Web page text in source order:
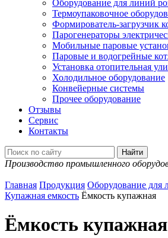
Оборудование для линий
Термоупаковочное
Формирователь-загрузчик
Парогенераторы
Мобильные паровые
Паровые и водогрейные
Установка отопительная
Холодильное оборудование
Конвейерные системы
Прочее оборудование
Отзывы
Сервис
Контакты
Производство промышленного
Главная Продукция Оборудование для
Купажная емкость Ёмкость купажная
Ёмкость купажная